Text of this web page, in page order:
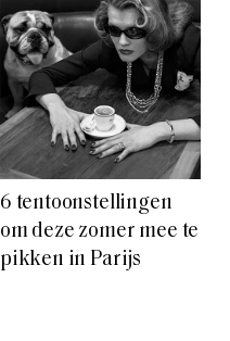
6 tentoonstellingen
om deze zomer mee te
pikken in Parijs